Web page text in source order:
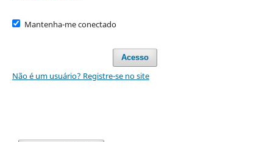
Mantenha-me conectado
Acesso
Não é um usuário? Registre-se no site